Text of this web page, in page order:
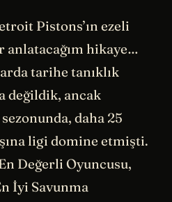
Pistons’ın ezeli
anlatacağım hikaye…
tarihe tanıklık
değildik, ancak
daha 25
ligi domine etmişti.
Değerli Oyuncusu,
İyi Savunma